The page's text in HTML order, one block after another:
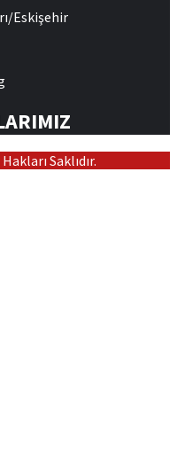
Eskişehir
Saklıdır.